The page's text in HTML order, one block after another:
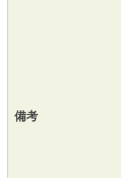
備考